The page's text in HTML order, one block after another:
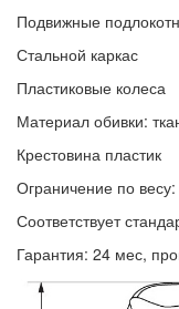
Подвижные
Стальной каркас
Пластиковые колеса
Материал обивки:
Крестовина пластик
Ограничение по весу:
Соответствует
Гарантия: 24 мес,